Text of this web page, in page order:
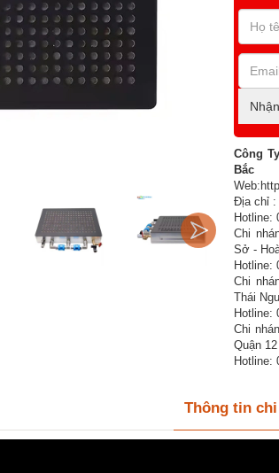
Công
Bắc
Địa chỉ :
Hotline:
Chi
Sở -
Hotline:
Chi
Thái
Hotline:
Chi
Quận 12
Hotline:
Thông tin